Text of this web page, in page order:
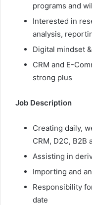
programs and
Interested in
analysis,
Digital mindset
CRM and E-
strong plus
Job Description
Creating daily,
CRM, D2C, B2B
Assisting in
Importing and
Responsibility
date